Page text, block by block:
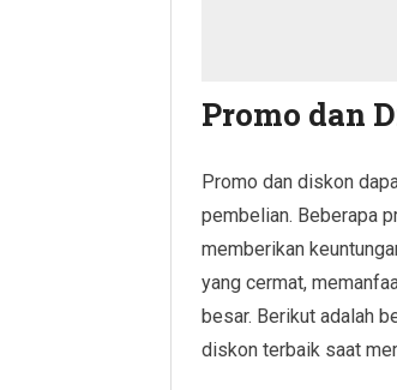
Promo dan
Promo dan diskon
pembelian. Beberapa
memberikan
yang cermat,
besar. Berikut adalah
diskon terbaik saat